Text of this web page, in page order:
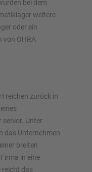
bei dem
weitere
oder ein
von OHRA
reichen zurück in
senior. Unter
das Unternehmen
breiten
in eine
reicht das